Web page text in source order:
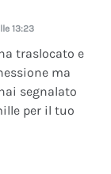
13:23
traslocato e
ma
segnalato
per il tuo